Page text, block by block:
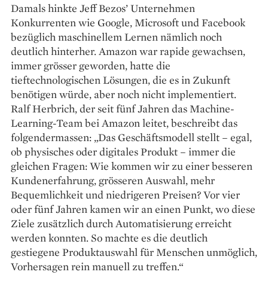
Damals hinkte Jeff Bezos’ Unternehmen
Konkurrenten wie Google, Microsoft und Facebook
bezüglich maschinellem Lernen nämlich noch
deutlich hinterher. Amazon war rapide gewachsen,
immer grösser geworden, hatte die
tieftechnologischen Lösungen, die es in Zukunft
benötigen würde, aber noch nicht implementiert.
Ralf Herbrich, der seit fünf Jahren das Machine-
Learning-Team bei Amazon leitet, beschreibt das
folgendermassen: „Das Geschäftsmodell stellt – egal,
ob physisches oder digitales Produkt – immer die
gleichen Fragen: Wie kommen wir zu einer besseren
Kundenerfahrung, grösseren Auswahl, mehr
Bequemlichkeit und niedrigeren Preisen? Vor vier
oder fünf Jahren kamen wir an einen Punkt, wo diese
Ziele zusätzlich durch Automatisierung erreicht
werden konnten. So machte es die deutlich
gestiegene Produktauswahl für Menschen unmöglich,
Vorhersagen rein manuell zu treffen.“